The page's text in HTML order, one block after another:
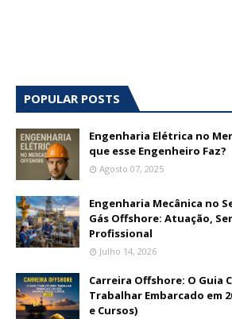
POPULAR POSTS
Engenharia Elétrica no
que esse Engenheiro Faz?
Agosto 07, 2025
Engenharia Mecânica no
Gás Offshore: Atuação,
Profissional
Julho 14, 2026
Carreira Offshore: O Guia
Trabalhar Embarcado em
e Cursos)